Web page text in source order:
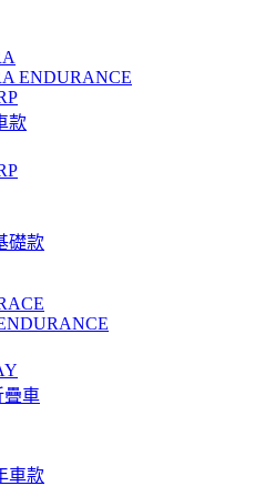
ENDURANCE
款
礎款
疊車
車款